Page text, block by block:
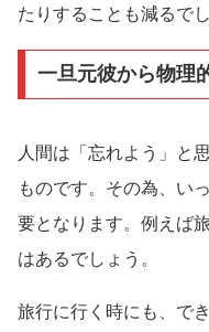
たりすることも減るでし
一旦元彼から物理
人間は「忘れよう」と
ものです。その為、い
要となります。例えば
はあるでしょう。
旅行に行く時にも、で